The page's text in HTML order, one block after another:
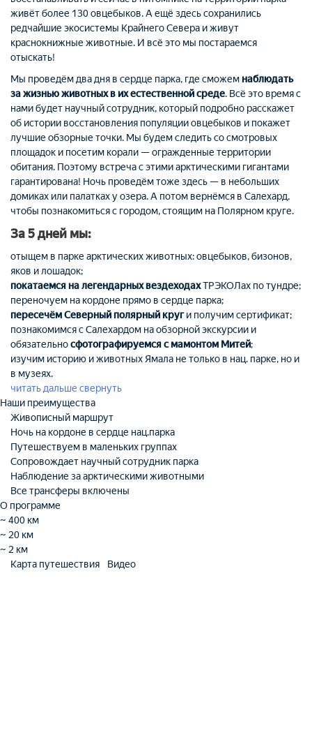
живёт более 130 овцебыков. А ещё здесь сохранились
редчайшие экосистемы Крайнего Севера и живут
краснокнижные животные. И всё это мы постараемся
отыскать!
Мы проведём два дня в сердце парка, где сможемнаблюдать
за жизнью животных в их естественной среде. Всё это время с
нами будет научный сотрудник, который подробно расскажет
об истории восстановления популяции овцебыков и покажет
лучшие обзорные точки. Мы будем следить со смотровых
площадок и посетим корали — огражденные территории
обитания. Поэтому встреча с этими арктическими гигантами
гарантирована! Ночь проведём тоже здесь — в небольших
домиках или палатках у озера. А потом вернёмся в Салехард,
чтобы познакомиться с городом, стоящим на Полярном круге.
За 5 дней мы:
отыщем в парке арктических животных: овцебыков, бизонов,
яков и лошадок;
покатаемся на легендарных вездеходахТРЭКОЛах по тундре;
переночуем на кордоне прямо в сердце парка;
пересечём Северный полярный круги получим сертификат;
познакомимся с Салехардом на обзорной экскурсии и
обязательносфотографируемся с мамонтом Митей;
изучим историю и животных Ямала не только в нац. парке, но и
в музеях.
читать дальше свернуть
Наши преимущества
Живописный маршрут
Ночь на кордоне в сердце нац.парка
Путешествуем в маленьких группах
Сопровождает научный сотрудник парка
Наблюдение за арктическими животными
Все трансферы включены
О программе
~ 400 км
~ 20 км
~ 2 км
Карта путешествия
Видео